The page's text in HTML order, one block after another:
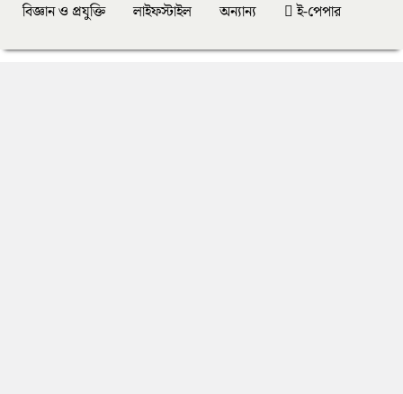
বিজ্ঞান ও প্রযুক্তি লাইফস্টাইল অন্যান্য ই-পেপার